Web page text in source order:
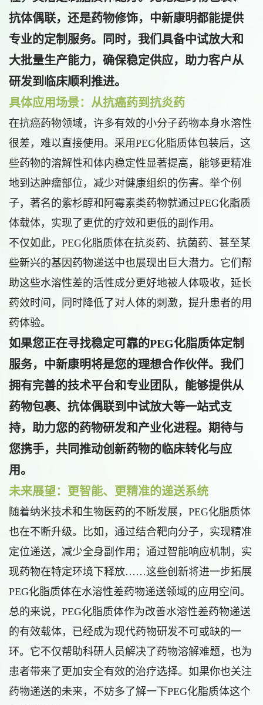
抗体偶联，还是药物修饰，中新康明都能提供
专业的定制服务。同时，我们具备中试放大和
大批量生产能力，确保稳定供应，助力客户从
研发到临床顺利推进。
具体应用场景：从抗癌药到抗炎药
在抗癌药物领域，许多有效的小分子药物本身水溶性
很差，难以直接使用。采用PEG化脂质体包装后，这
些药物的溶解性和体内稳定性显著提高，能够更精准
地到达肿瘤部位，减少对健康组织的伤害。举个例
子，著名的紫杉醇和阿霉素类药物就通过PEG化脂质
体载体，实现了更优的疗效和更低的副作用。
不仅如此，PEG化脂质体在抗炎药、抗菌药、甚至某
些新兴的基因药物递送中也展现出巨大潜力。它们帮
助这些水溶性差的活性成分更好地被人体吸收，延长
药效时间，同时降低了对人体的刺激，提升患者的用
药体验。
如果您正在寻找稳定可靠的PEG化脂质体定制
服务，中新康明将是您的理想合作伙伴。我们
拥有完善的技术平台和专业团队，能够提供从
药物包裹、抗体偶联到中试放大等一站式支
持，助力您的药物研发和产业化进程。期待与
您携手，共同推动创新药物的临床转化与应
用。
未来展望：更智能、更精准的递送系统
随着纳米技术和生物医药的不断发展，PEG化脂质体
也在不断升级。比如，通过结合靶向分子，实现精准
定位递送，减少全身副作用；通过智能响应机制，实
现药物在特定环境下释放……这些创新将进一步拓展
PEG化脂质体在水溶性差药物递送领域的应用空间。
总的来说，PEG化脂质体作为改善水溶性差药物递送
的有效载体，已经成为现代药物研发不可或缺的一
环。它不仅帮助科研人员解决了药物溶解难题，也为
患者带来了更加安全有效的治疗选择。如果你也关注
药物递送的未来，不妨多了解一下PEG化脂质体这个